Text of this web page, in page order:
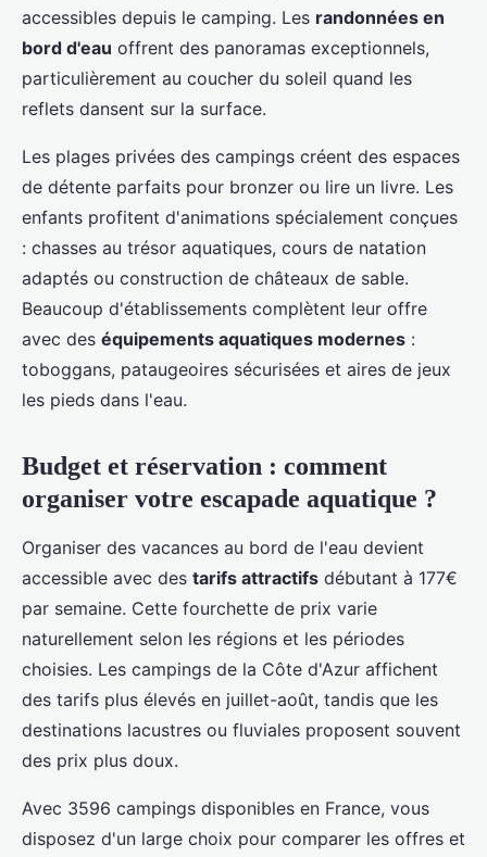
accessibles depuis le camping. Les randonnées en
bord d'eau offrent des panoramas exceptionnels,
particulièrement au coucher du soleil quand les
reflets dansent sur la surface.
Les plages privées des campings créent des espaces
de détente parfaits pour bronzer ou lire un livre. Les
enfants profitent d'animations spécialement conçues
: chasses au trésor aquatiques, cours de natation
adaptés ou construction de châteaux de sable.
Beaucoup d'établissements complètent leur offre
avec des équipements aquatiques modernes :
toboggans, pataugeoires sécurisées et aires de jeux
les pieds dans l'eau.
Budget et réservation : comment
organiser votre escapade aquatique ?
Organiser des vacances au bord de l'eau devient
accessible avec des tarifs attractifs débutant à 177€
par semaine. Cette fourchette de prix varie
naturellement selon les régions et les périodes
choisies. Les campings de la Côte d'Azur affichent
des tarifs plus élevés en juillet-août, tandis que les
destinations lacustres ou fluviales proposent souvent
des prix plus doux.
Avec 3596 campings disponibles en France, vous
disposez d'un large choix pour comparer les offres et